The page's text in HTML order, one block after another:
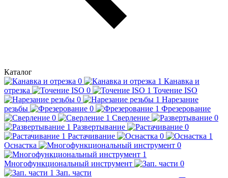
Каталог
Канавка и
отрезка
Точение ISO
Нарезание
резьбы
Фрезерование
Сверление
Развертывание
Растачивание
Оснастка
Многофункциональный инструмент
Зап. части